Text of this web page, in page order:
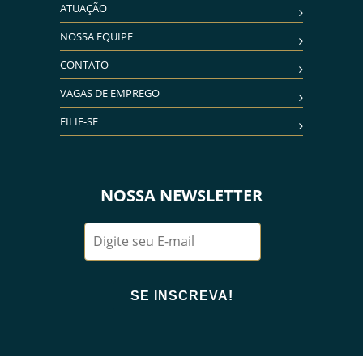
ATUAÇÃO
NOSSA EQUIPE
CONTATO
VAGAS DE EMPREGO
FILIE-SE
NOSSA NEWSLETTER